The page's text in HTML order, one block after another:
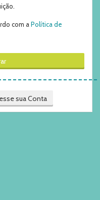
com aPolítica de
sua Conta